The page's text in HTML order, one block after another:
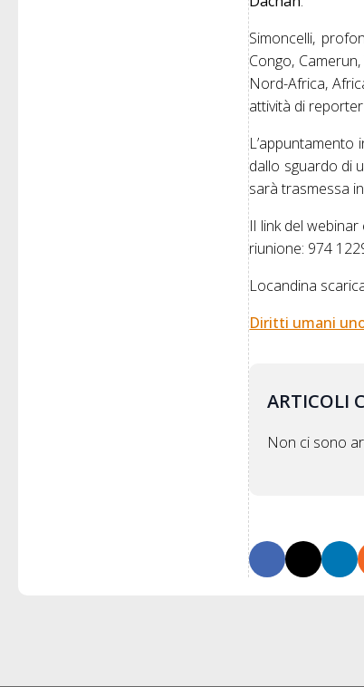
Simoncelli,
Congo,
Nord-Africa,
attività di
dallo sguardo di
sarà trasmessa
Il link del webinar
riunione: 974
Locandina
Diritti umani
ARTICOLI
Non ci sono